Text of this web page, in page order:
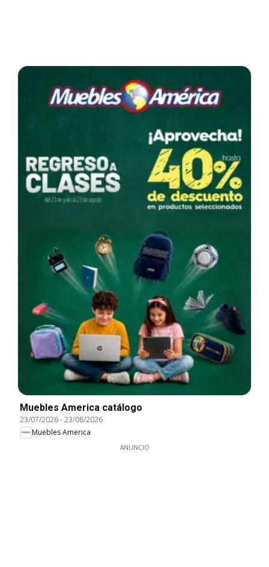
Muebles America catálogo
23/07/2026-23/08/2026
Muebles America
ANUNCIO